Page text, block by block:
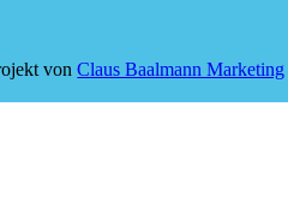
vonClaus Baalmann Marketing